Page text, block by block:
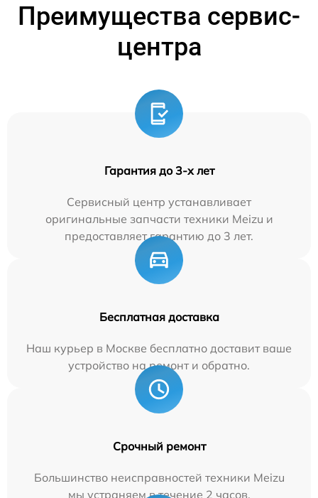
Преимущества сервис-
центра
Гарантия до 3-х лет
Сервисный центр устанавливает
оригинальные запчасти техники Meizu и
предоставляет гарантию до 3 лет.
Бесплатная доставка
Наш курьер в Москве бесплатно доставит ваше
устройство на ремонт и обратно.
Срочный ремонт
Большинство неисправностей техники Meizu
мы устраняем в течение 2 часов.